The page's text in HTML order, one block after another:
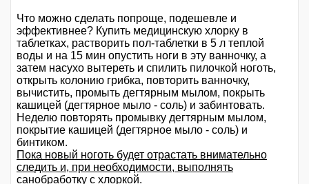
Что можно сделать попроще, подешевле и
эффективнее? Купить медицинскую хлорку в
таблетках, растворить пол-таблетки в 5 л теплой
воды и на 15 мин опустить ноги в эту ванночку, а
затем насухо вытереть и спилить пилочкой ноготь,
открыть колонию грибка, повторить ванночку,
вычистить, промыть дегтярным мылом, покрыть
кашицей (дегтярное мыло - соль) и забинтовать.
Неделю повторять промывку дегтярным мылом,
покрытие кашицей (дегтярное мыло - соль) и
бинтиком.
Пока новый ноготь будет отрастать внимательно
следить и, при необходимости, выполнять
санобработку с хлоркой.